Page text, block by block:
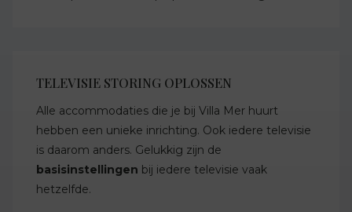
TELEVISIE STORING OPLOSSEN
Alle accommodaties die je bij Villa Mer huurt
hebben een unieke inrichting. Ook iedere televisie
is daarom anders. Gelukkig zijn de
basisinstellingen bij iedere televisie vaak
hetzelfde.